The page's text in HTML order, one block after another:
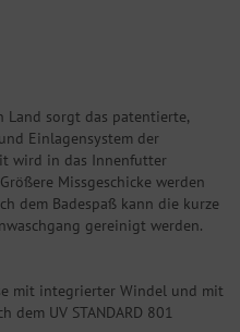
Land sorgt das patentierte,
Einlagensystem der
wird in das Innenfutter
Missgeschicke werden
dem Badespaß kann die kurze
gereinigt werden.
mit integrierter Windel und mit
dem UV STANDARD 801